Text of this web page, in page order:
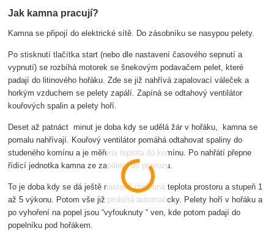
Jak kamna pracují?
Kamna se připojí do elektrické sítě. Do zásobníku se nasypou pelety.
Po stisknutí tlačítka start (nebo dle nastavení časového sepnutí a
vypnutí) se rozbíhá motorek se šnekovým podavačem pelet, které
padají do litinového hořáku. Zde se již nahřívá zapalovací váleček a
horkým vzduchem se pelety zapálí. Zapíná se odtahový ventilátor
kouřových spalin a pelety hoří.
Deset až patnáct minut je doba kdy se udělá žár v hořáku, kamna se
pomalu nahřívají. Kouřový ventilátor pomáhá odtahovat spaliny do
studeného komínu a je měřena teplota do komínu. Po nahřátí přepne
řídící jednotka kamna ze zapálení do provozu.
To je doba kdy se dá ještě nastavit potřebná teplota prostoru a stupeň 1
až 5 výkonu. Potom vše již probíhá automaticky. Pelety hoří v hořáku a
po vyhoření na popel jsou “vyfouknuty “ ven, kde potom padají do
popelníku pod hořákem.